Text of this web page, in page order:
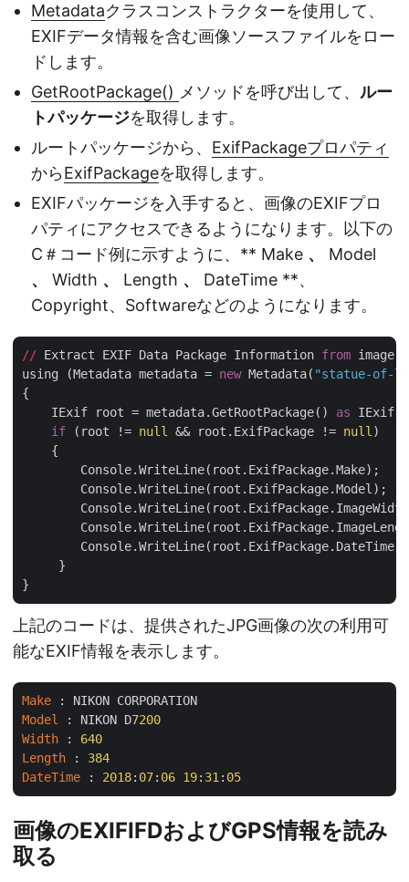
Metadataクラスコンストラクターを使用して、
EXIFデータ情報を含む画像ソースファイルをロー
ドします。
GetRootPackage() メソッドを呼び出して、 ルー
トパッケージを取得します。
ルートパッケージから、 ExifPackageプロパティ
からExifPackageを取得します。
EXIFパッケージを入手すると、画像のEXIFプロ
パティにアクセスできるようになります。以下の
C＃コード例に示すように、** Make 、
Model
、
Width 、 Length 、
DateTime **、
Copyright、Softwareなどのようになります。
// Extract EXIF Data Package Information from image
using (Metadata metadata = new Metadata( "statue-of-
{
    IExif root = metadata.GetRootPackage()
as IExif;
if (root != null && root.ExifPackage != null )
    {
        Console.WriteLine(root.ExifPackage.Make);
        Console.WriteLine(root.ExifPackage.Model);
        Console.WriteLine(root.ExifPackage.DateTime);
     }
上記のコードは、提供されたJPG画像の次の利用可
能なEXIF情報を表示します。
Make
Model
: NIKON D7200
Width : 640
Length : 384
DateTime : 2018: 07: 06 19: 31 : 05
画像のEXIFIFDおよびGPS情報を読み
取る